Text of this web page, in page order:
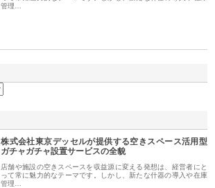
管理…
株式会社東京デッセルが提供する空きスペース活用型
ガチャガチャ設置サービスの全貌
店舗や施設の空きスペースを収益源に変える発想は、経営者にと
って常に魅力的なテーマです。しかし、新たな什器の導入や在庫
管理…